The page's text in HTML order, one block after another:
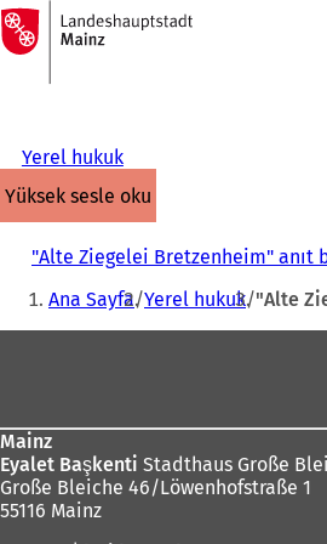
İçeriğe atla
Ana
sayfaya
Yerel hukuk
yüksek sesle oku
"Alte Ziegelei Bretzenheim"
Buradasınız:
Ana Sayfa Yerel hukuk "Alte
Mainz
Eyalet Başkenti Stadthaus Große
Große Bleiche 46/Löwenhofstraße 1
55116 Mainz